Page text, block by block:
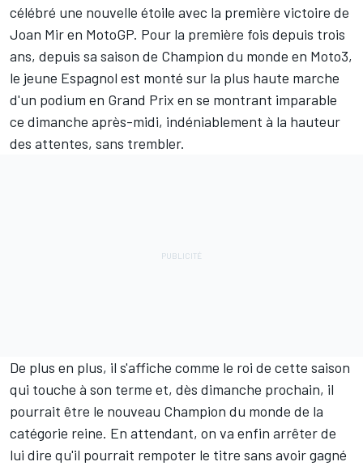
célébré une nouvelle étoile avec la première victoire de
Joan Miren MotoGP. Pour la première fois depuis trois
ans, depuis sa saison de Champion du monde en Moto3,
le jeune Espagnol est monté sur la plus haute marche
d'un podium en Grand Prix en se montrant imparable
ce dimanche après-midi, indéniablement à la hauteur
des attentes, sans trembler.
De plus en plus, il s'affiche comme le roi de cette saison
qui touche à son terme et, dès dimanche prochain, il
pourrait être le nouveau Champion du monde de la
catégorie reine. En attendant, on va enfin arrêter de
lui dire qu'il pourrait rempoter le titre sans avoir gagné